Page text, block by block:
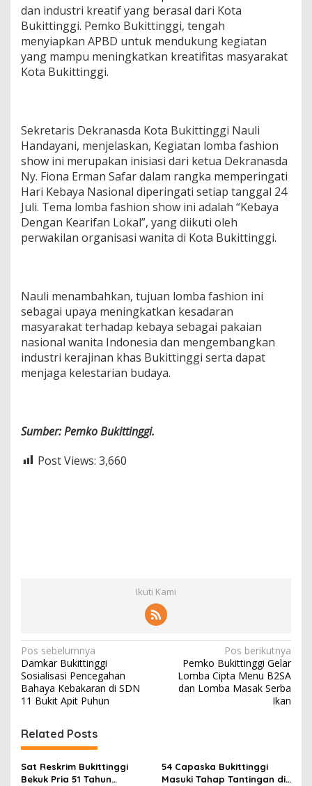
dan industri kreatif yang berasal dari Kota
Bukittinggi. Pemko Bukittinggi, tengah
menyiapkan APBD untuk mendukung kegiatan
yang mampu meningkatkan kreatifitas masyarakat
Kota Bukittinggi.
Sekretaris Dekranasda Kota Bukittinggi Nauli
Handayani, menjelaskan, Kegiatan lomba fashion
show ini merupakan inisiasi dari ketua Dekranasda
Ny. Fiona Erman Safar dalam rangka memperingati
Hari Kebaya Nasional diperingati setiap tanggal 24
Juli. Tema lomba fashion show ini adalah “Kebaya
Dengan Kearifan Lokal”, yang diikuti oleh
perwakilan organisasi wanita di Kota Bukittinggi.
Nauli menambahkan, tujuan lomba fashion ini
sebagai upaya meningkatkan kesadaran
masyarakat terhadap kebaya sebagai pakaian
nasional wanita Indonesia dan mengembangkan
industri kerajinan khas Bukittinggi serta dapat
menjaga kelestarian budaya.
Sumber: Pemko Bukittinggi.
Post Views: 3,660
Ikuti Kami
N
a
v
g
a
s
Pos sebelumnya
Damkar Bukittinggi
Sosialisasi Pencegahan
Bahaya Kebakaran di SDN
11 Bukit Apit Puhun
Pos berikutnya
Pemko Bukittinggi Gelar
Lomba Cipta Menu B2SA
dan Lomba Masak Serba
Ikan
Related Posts
Sat Reskrim Bukittinggi
Bekuk Pria 51 Tahun
54 Capaska Bukittinggi
Masuki Tahap Tantingan di